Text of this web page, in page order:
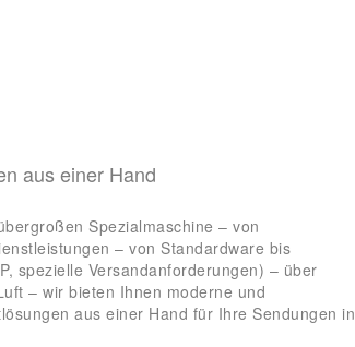
aus einer Hand
Spezialmaschine – von
– von Standardware bis
spezielle Versandanforderungen) – über
– wir bieten Ihnen moderne und
aus einer Hand für Ihre Sendungen in